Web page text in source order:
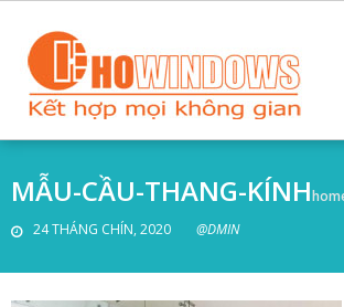
MẪU-CẦU-THANG-KÍNH
24 THÁNG CHÍN, 2020 @DMIN